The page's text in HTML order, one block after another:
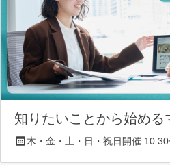
知りたいことから始める